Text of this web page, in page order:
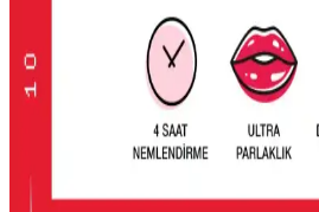
2016'dan günümüze Asya makyaj
tonlara ve belirgin uygulamalara evrildi.
makyajındaki değişimler detaylı şekilde
Lancome Juicy Tubes
İncelemesi ve Kullanıcı
Lancome Juicy Tubes, 20 yılı aşkın